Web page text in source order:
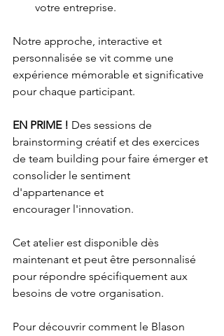
votre entreprise.
Notre approche, interactive et
personnalisée se vit comme une
expérience mémorable et significative
pour chaque participant.
EN PRIME ! Des sessions de
brainstorming créatif et des exercices
de team building pour faire émerger et
consolider le sentiment
d'appartenance et
encourager l'innovation.
Cet atelier est disponible dès
maintenant et peut être personnalisé
pour répondre spécifiquement aux
besoins de votre organisation.
Pour découvrir comment le Blason